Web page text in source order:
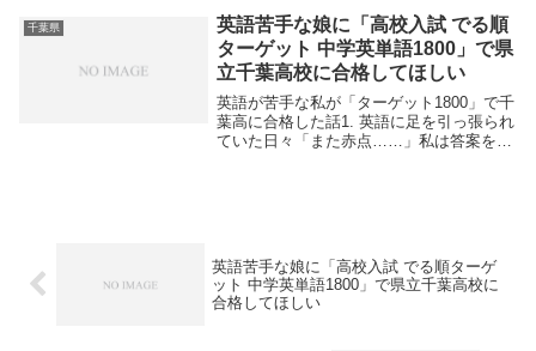
します。「国語や英語は得意なのに、理科
だけはど...
千葉県
英語苦手な娘に「高校入試 でる順
ターゲット 中学英単語1800」で県
立千葉高校に合格してほしい
英語が苦手な私が「ターゲット1800」で千
葉高に合格した話1. 英語に足を引っ張られ
ていた日々「また赤点……」私は答案を机
英語苦手な娘に「高校入試 でる順ターゲ
ット 中学英単語1800」で県立千葉高校に
合格してほしい